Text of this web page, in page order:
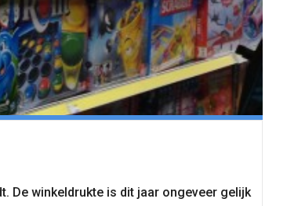
De winkeldrukte is dit jaar ongeveer gelijk